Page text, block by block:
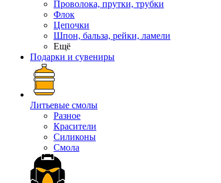
Проволока, прутки, трубки
Флок
Цепочки
Шпон, бальза, рейки, ламели
Ещё
Подарки и сувениры
Литьевые смолы
Разное
Красители
Силиконы
Смола